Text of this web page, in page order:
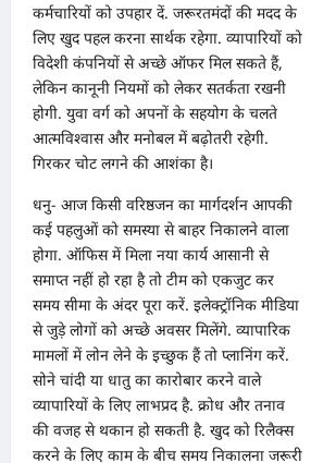
कर्मचारियों को उपहार दें. जरूरतमंदों की मदद के
लिए खुद पहल करना सार्थक रहेगा. व्यापारियों को
विदेशी कंपनियों से अच्छे ऑफर मिल सकते हैं,
लेकिन कानूनी नियमों को लेकर सतर्कता रखनी
होगी. युवा वर्ग को अपनों के सहयोग के चलते
आत्मविश्वास और मनोबल में बढ़ोतरी रहेगी.
गिरकर चोट लगने की आशंका है।
धनु- आज किसी वरिष्ठजन का मार्गदर्शन आपकी
कई पहलुओं को समस्या से बाहर निकालने वाला
होगा. ऑफिस में मिला नया कार्य आसानी से
समाप्त नहीं हो रहा है तो टीम को एकजुट कर
समय सीमा के अंदर पूरा करें. इलेक्ट्रॉनिक मीडिया
से जुड़े लोगों को अच्छे अवसर मिलेंगे. व्यापारिक
मामलों में लोन लेने के इच्छुक हैं तो प्लानिंग करें.
सोने चांदी या धातु का कारोबार करने वाले
व्यापारियों के लिए लाभप्रद है. क्रोध और तनाव
की वजह से थकान हो सकती है. खुद को रिलैक्स
करने के लिए काम के बीच समय निकालना जरूरी